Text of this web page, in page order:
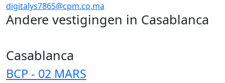
digitalys7865@cpm.co.ma
Andere vestigingen in Casablanca
Casablanca
BCP - 02 MARS